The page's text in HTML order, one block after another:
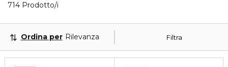
714 Prodotto/i
Filtra
Ordina per Rilevanza